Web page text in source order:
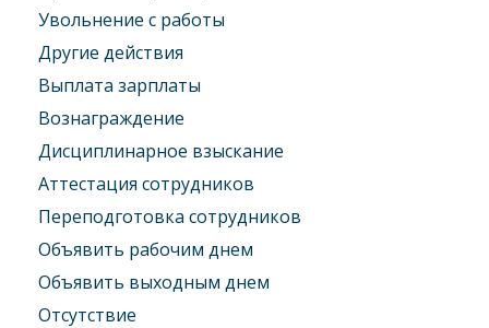
Увольнение с работы
Другие действия
Выплата зарплаты
Вознаграждение
Дисциплинарное взыскание
Аттестация сотрудников
Переподготовка сотрудников
Объявить рабочим днем
Объявить выходным днем
Отсутствие